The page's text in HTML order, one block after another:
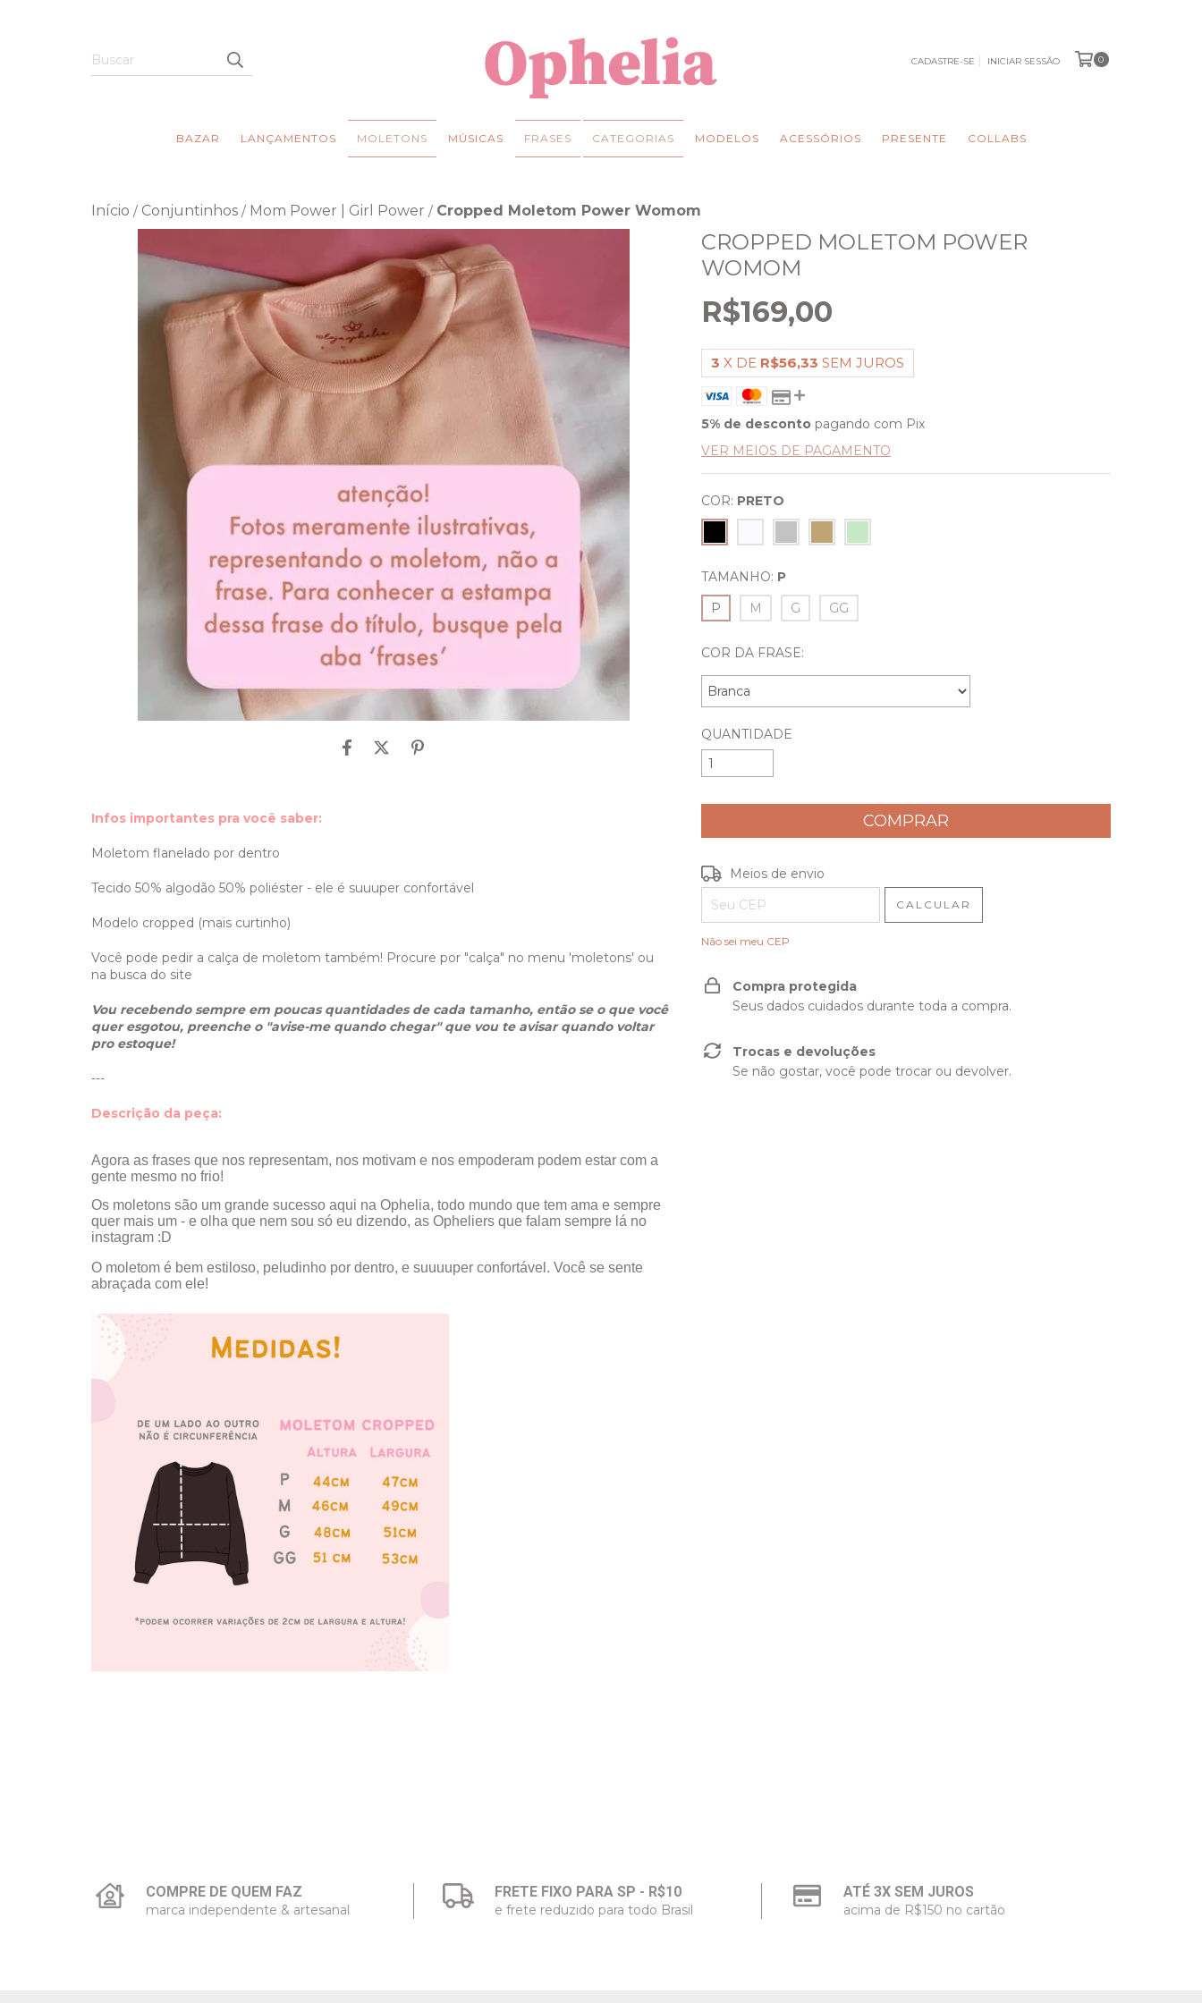
CADASTRE-SE INICIAR SESSÃO 0
BAZAR LANÇAMENTOS MOLETONS MÚSICAS FRASES CATEGORIAS MODELOS ACESSÓRIOS PRESENTE COLLABS
Início / Conjuntinhos / Mom Power | Girl Power / Cropped Moletom Power Womom
Infos importantes pra você saber:
Moletom flanelado por dentro
Tecido 50% algodão 50% poliéster - ele é suuuper confortável
Modelo cropped (mais curtinho)
Você pode pedir a calça de moletom também! Procure por "calça" no menu 'moletons' ou
na busca do site
Vou recebendo sempre em poucas quantidades de cada tamanho, então se o que você
quer esgotou, preenche o "avise-me quando chegar" que vou te avisar quando voltar
pro estoque!
---
Descrição da peça:
Agora as frases que nos representam, nos motivam e nos empoderam podem estar com a
gente mesmo no frio!
Os moletons são um grande sucesso aqui na Ophelia, todo mundo que tem ama e sempre
quer mais um - e olha que nem sou só eu dizendo, as Opheliers que falam sempre lá no
instagram :D
O moletom é bem estiloso, peludinho por dentro, e suuuuper confortável. Você se sente
abraçada com ele!
CROPPED MOLETOM POWER
WOMOM
R$169,00
3 X DE R$56,33 SEM JUROS
5% de desconto pagando com Pix
VER MEIOS DE PAGAMENTO
COR: PRETO
TAMANHO: P
P
M G GG
COR DA FRASE:
QUANTIDADE
Entregas para o CEP:
Meios de envio
CALCULAR
Não sei meu CEP
Compra protegida
Seus dados cuidados durante toda a compra.
Trocas e devoluções
Se não gostar, você pode trocar ou devolver.
COMPRE DE QUEM FAZ
marca independente & artesanal
FRETE FIXO PARA SP - R$10
e frete reduzido para todo Brasil
ATÉ 3X SEM JUROS
acima de R$150 no cartão